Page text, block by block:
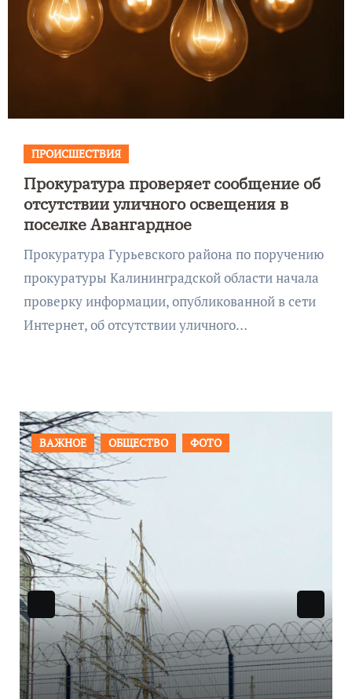
ПРОИСШЕСТВИЯ
Прокуратура проверяет сообщение об
отсутствии уличного освещения в
поселке Авангардное
Прокуратура Гурьевского района по поручению
прокуратуры Калининградской области начала
проверку информации, опубликованной в сети
Интернет, об отсутствии уличного…
ПРОИСШЕСТВИЯ ФОТО